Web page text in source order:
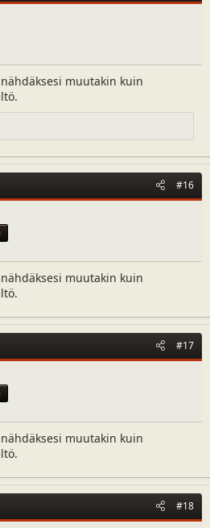
muutakin kuin
#16
muutakin kuin
#17
muutakin kuin
#18